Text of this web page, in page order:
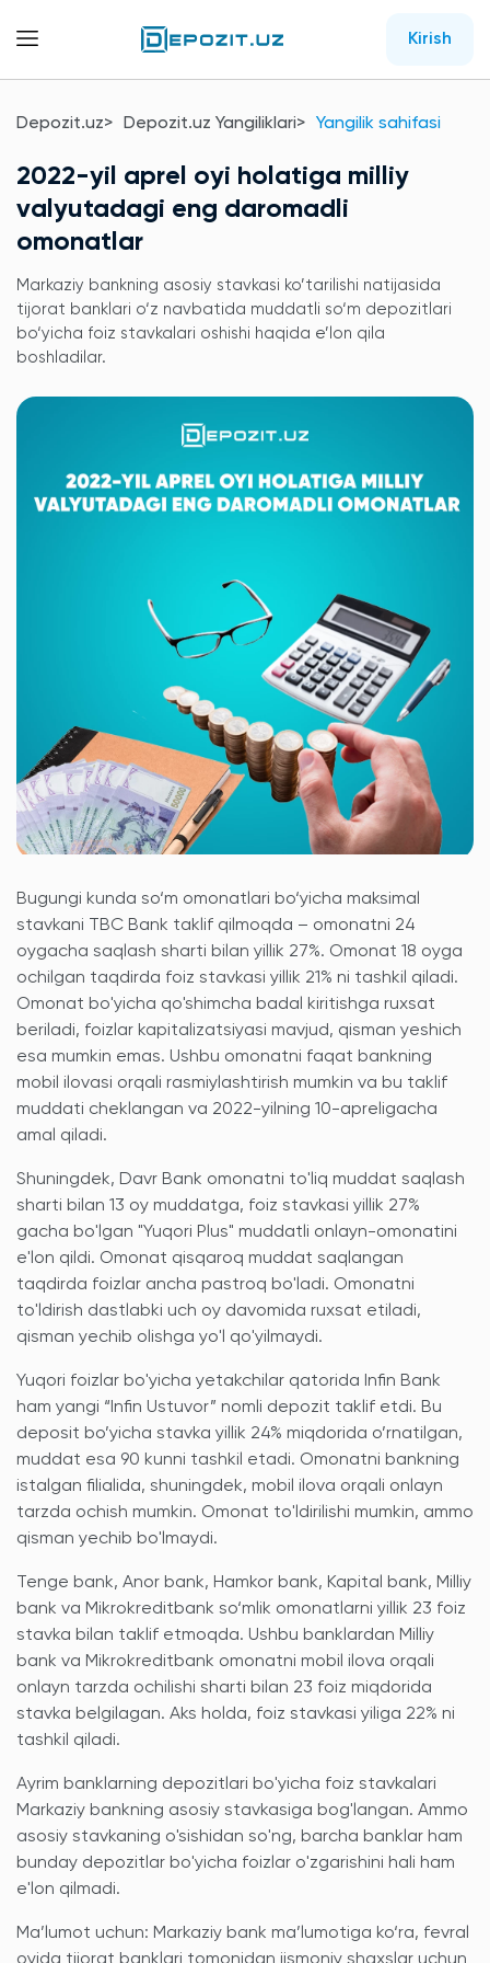
Kirish
Depozit.uz Depozit.uz Yangiliklari Yangilik sahifasi
2022-yil aprel oyi holatiga milliy
valyutadagi eng daromadli
omonatlar
Markaziy bankning asosiy stavkasi ko’tarilishi natijasida
tijorat banklari o‘z navbatida muddatli so‘m depozitlari
bo‘yicha foiz stavkalari oshishi haqida e’lon qila
boshladilar.
Bugungi kunda so‘m omonatlari bo‘yicha maksimal
stavkani TBC Bank taklif qilmoqda – omonatni 24
oygacha saqlash sharti bilan yillik 27%. Omonat 18 oyga
ochilgan taqdirda foiz stavkasi yillik 21% ni tashkil qiladi.
Omonat bo'yicha qo'shimcha badal kiritishga ruxsat
beriladi, foizlar kapitalizatsiyasi mavjud, qisman yeshich
esa mumkin emas. Ushbu omonatni faqat bankning
mobil ilovasi orqali rasmiylashtirish mumkin va bu taklif
muddati cheklangan va 2022-yilning 10-apreligacha
amal qiladi.
Shuningdek, Davr Bank omonatni to'liq muddat saqlash
sharti bilan 13 oy muddatga, foiz stavkasi yillik 27%
gacha bo'lgan "Yuqori Plus" muddatli onlayn-omonatini
e'lon qildi. Omonat qisqaroq muddat saqlangan
taqdirda foizlar ancha pastroq bo'ladi. Omonatni
to'ldirish dastlabki uch oy davomida ruxsat etiladi,
qisman yechib olishga yo'l qo'yilmaydi.
Yuqori foizlar bo'yicha yetakchilar qatorida Infin Bank
ham yangi “Infin Ustuvor” nomli depozit taklif etdi. Bu
deposit bo’yicha stavka yillik 24% miqdorida o’rnatilgan,
muddat esa 90 kunni tashkil etadi. Omonatni bankning
istalgan filialida, shuningdek, mobil ilova orqali onlayn
tarzda ochish mumkin. Omonat to'ldirilishi mumkin, ammo
qisman yechib bo'lmaydi.
Tenge bank, Anor bank, Hamkor bank, Kapital bank, Milliy
bank va Mikrokreditbank so‘mlik omonatlarni yillik 23 foiz
stavka bilan taklif etmoqda. Ushbu banklardan Milliy
bank va Mikrokreditbank omonatni mobil ilova orqali
onlayn tarzda ochilishi sharti bilan 23 foiz miqdorida
stavka belgilagan. Aks holda, foiz stavkasi yiliga 22% ni
tashkil qiladi.
Ayrim banklarning depozitlari bo'yicha foiz stavkalari
Markaziy bankning asosiy stavkasiga bog'langan. Ammo
asosiy stavkaning o'sishidan so'ng, barcha banklar ham
bunday depozitlar bo'yicha foizlar o'zgarishini hali ham
e'lon qilmadi.
Ma’lumot uchun: Markaziy bank ma’lumotiga ko‘ra, fevral